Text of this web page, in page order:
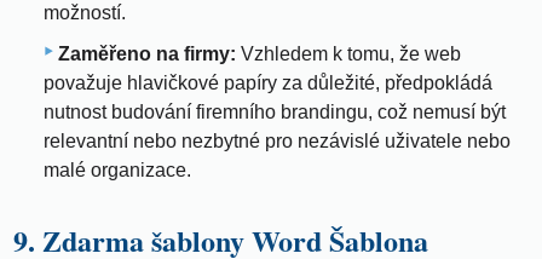
možností.
Zaměřeno na firmy: Vzhledem k tomu, že web
považuje hlavičkové papíry za důležité, předpokládá
nutnost budování firemního brandingu, což nemusí být
relevantní nebo nezbytné pro nezávislé uživatele nebo
malé organizace.
9. Zdarma šablony Word Šablona